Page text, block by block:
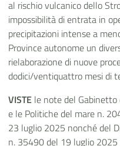
al rischio vulcanico dello
impossibilità di entrata in
precipitazioni intense a
Province autonome un
rielaborazione di nuove
dodici/ventiquattro mesi di
VISTE le note del
e le Politiche del mare n.
23 luglio 2025 nonché del
n. 35490 del 19 luglio